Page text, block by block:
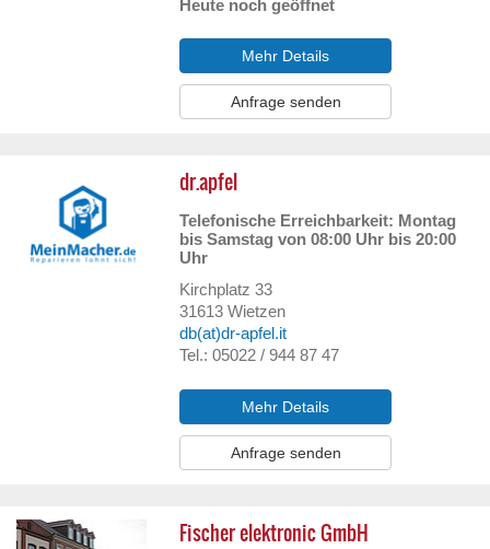
Heute noch geöffnet
Mehr Details
Anfrage senden
dr.apfel
Telefonische Erreichbarkeit: Montag
bis Samstag von 08:00 Uhr bis 20:00
Uhr
Kirchplatz 33
31613 Wietzen
db(at)dr-apfel.it
Tel.: 05022 / 944 87 47
Mehr Details
Anfrage senden
Fischer elektronic GmbH